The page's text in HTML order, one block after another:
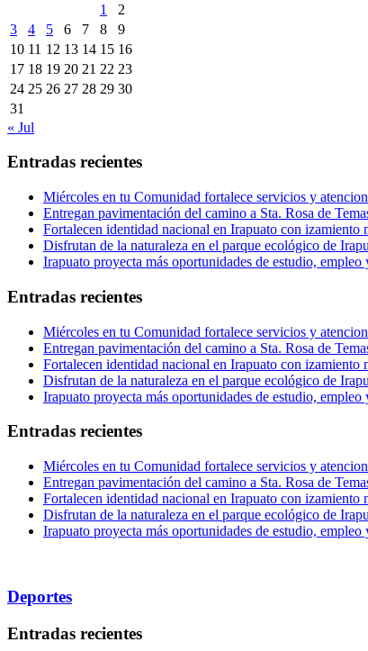
1
2
3
4 5 6 7 8
9
10 11 12 13 14 15 16
17 18 19 20 21 22 23
24 25 26 27 28 29 30
31
« Jul
Entradas recientes
Miércoles en tu Comunidad fortalece servicios y
Entregan pavimentación del camino a Sta. Rosa de
Fortalecen identidad nacional en Irapuato con izamiento
Disfrutan de la naturaleza en el parque ecológico de
Irapuato proyecta más oportunidades de estudio, empleo
Entradas recientes
Miércoles en tu Comunidad fortalece servicios y
Entregan pavimentación del camino a Sta. Rosa de
Fortalecen identidad nacional en Irapuato con izamiento
Disfrutan de la naturaleza en el parque ecológico de
Irapuato proyecta más oportunidades de estudio, empleo
Entradas recientes
Miércoles en tu Comunidad fortalece servicios y
Entregan pavimentación del camino a Sta. Rosa de
Fortalecen identidad nacional en Irapuato con izamiento
Disfrutan de la naturaleza en el parque ecológico de
Irapuato proyecta más oportunidades de estudio, empleo
Deportes
Entradas recientes